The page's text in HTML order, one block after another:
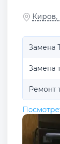
Киров,
Замена
Замена
Ремонт